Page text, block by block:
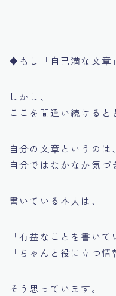
♦︎もし「自己満な文章
しかし、
ここを間違い続けると
自分の文章というのは、
自分ではなかなか気づ
書いている本人は、
「有益なことを書いて
「ちゃんと役に立つ情
そう思っています。